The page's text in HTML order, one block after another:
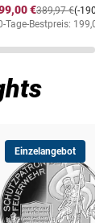
€
(-
389,97 €
Tage-Bestpreis: 199,00
Einzelangebot